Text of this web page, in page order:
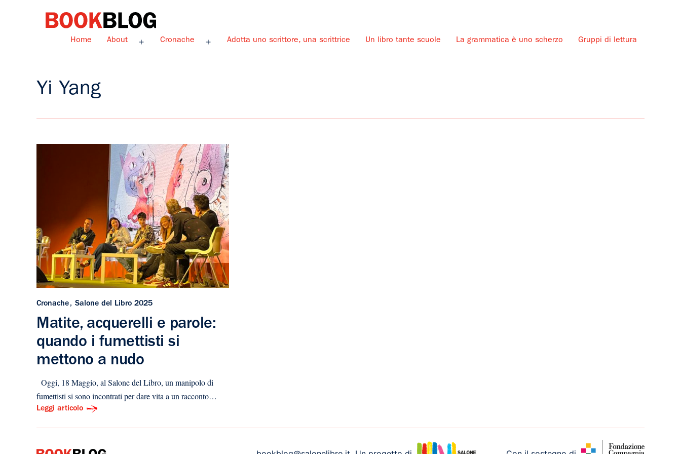
Home About
Apri
Cronache
Apri
Adotta uno scrittore, una scrittrice Un libro tante scuole La grammatica è uno scherzo Gruppi di lettura
Yi Yang
Cronache Salone del Libro 2025
Matite, acquerelli e parole:
quando i fumettisti si
mettono a nudo
Oggi, 18 Maggio, al Salone del Libro, un manipolo di
fumettisti si sono incontrati per dare vita a un racconto…
Leggi articolo